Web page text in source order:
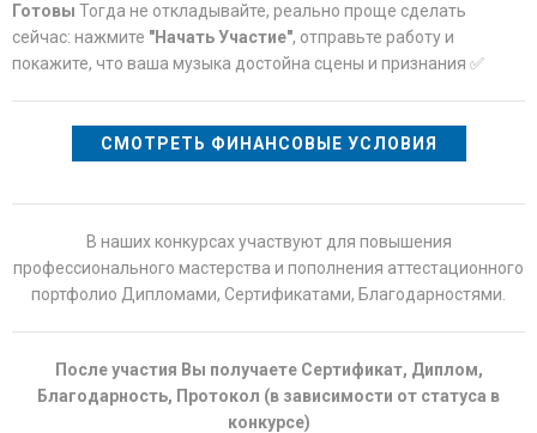
Готовы Тогда не откладывайте, реально проще сделать
сейчас: нажмите "Начать Участие", отправьте работу и
покажите, что ваша музыка достойна сцены и признания ✅
СМОТРЕТЬ ФИНАНСОВЫЕ УСЛОВИЯ
В наших конкурсах участвуют для повышения
профессионального мастерства и пополнения аттестационного
портфолио Дипломами, Сертификатами, Благодарностями.
После участия Вы получаете Сертификат, Диплом,
Благодарность, Протокол (в зависимости от статуса в
конкурсе)